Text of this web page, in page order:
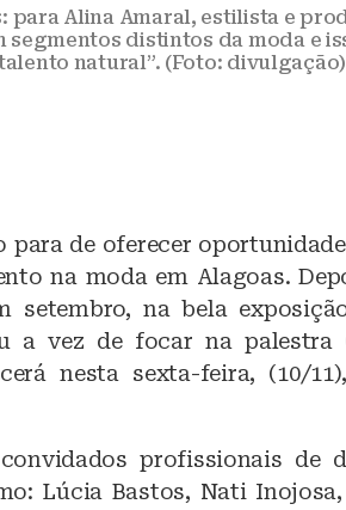
para Alina Amaral, estilista e
segmentos distintos da moda e
natural”. (Foto: divulgação)
para de oferecer
na moda em Alagoas.
setembro, na bela
a vez de focar na palestra
nesta sexta-feira, (10/
profissionais de
Lúcia Bastos, Nati